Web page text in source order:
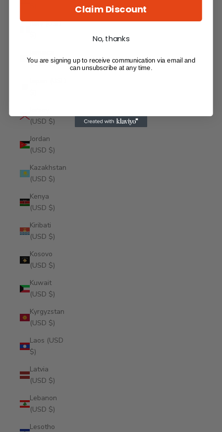
Italy (USD
(USD $)
(USD $)
Jordan
(USD $)
Kazakhstan
(USD $)
Kenya
(USD $)
Kiribati
(USD $)
Kosovo
(USD $)
Kuwait
(USD $)
Kyrgyzstan
(USD $)
Laos (USD
$)
Latvia
(USD $)
Lebanon
(USD $)
Lesotho
Claim Discount
No, thanks
You are signing up to receive communication via email and
can unsubscribe at any time.